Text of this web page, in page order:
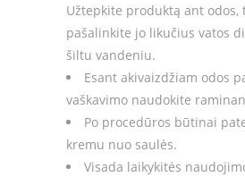
Užtepkite produktą ant odos,
pašalinkite jo likučius vatos
šiltu vandeniu.
Esant akivaizdžiam odos
vaškavimo naudokite
Po procedūros būtinai
kremu nuo saulės.
Visada laikykitės